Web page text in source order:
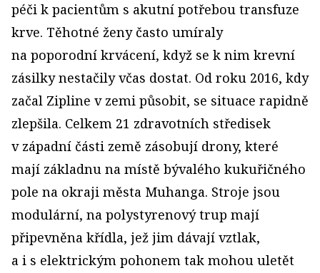
péči k pacientům s akutní potřebou transfuze
krve. Těhotné ženy často umíraly
na poporodní krvácení, když se k nim krevní
zásilky nestačily včas dostat. Od roku 2016, kdy
začal Zipline v zemi působit, se situace rapidně
zlepšila. Celkem 21 zdravotních středisek
v západní části země zásobují drony, které
mají základnu na místě bývalého kukuřičného
pole na okraji města Muhanga. Stroje jsou
modulární, na polystyrenový trup mají
připevněna křídla, jež jim dávají vztlak,
a i s elektrickým pohonem tak mohou uletět